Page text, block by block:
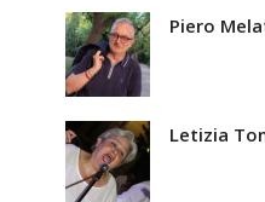
Piero
Letizia